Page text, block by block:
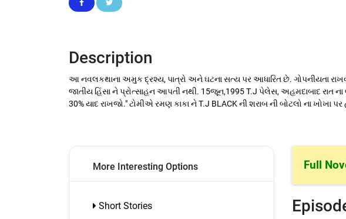
Description
આ નવલકથાના અમુક દ્રશ્ય, પાત્રો અને ઘટના સત્ય પર આધારિત છે. ગોપનીયતા
જાતીય હિંસા ને પ્રોત્સાહન આપતી નથી. 15જૂન,1995 T.J પેલેસ, અહમદાબાદ રાત
30% યાદ રાખજો." ટોમીએ રમણ કાકા ને T.J BLACK ની શરાબ ની બોટલો ના ખોખા
More Interesting Options
Short Stories
Full